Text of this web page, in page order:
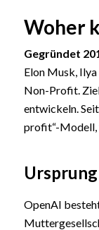
Woher
Gegründet
Elon Musk,
Non-Profit.
entwickeln.
profit“-Modell,
OpenAI